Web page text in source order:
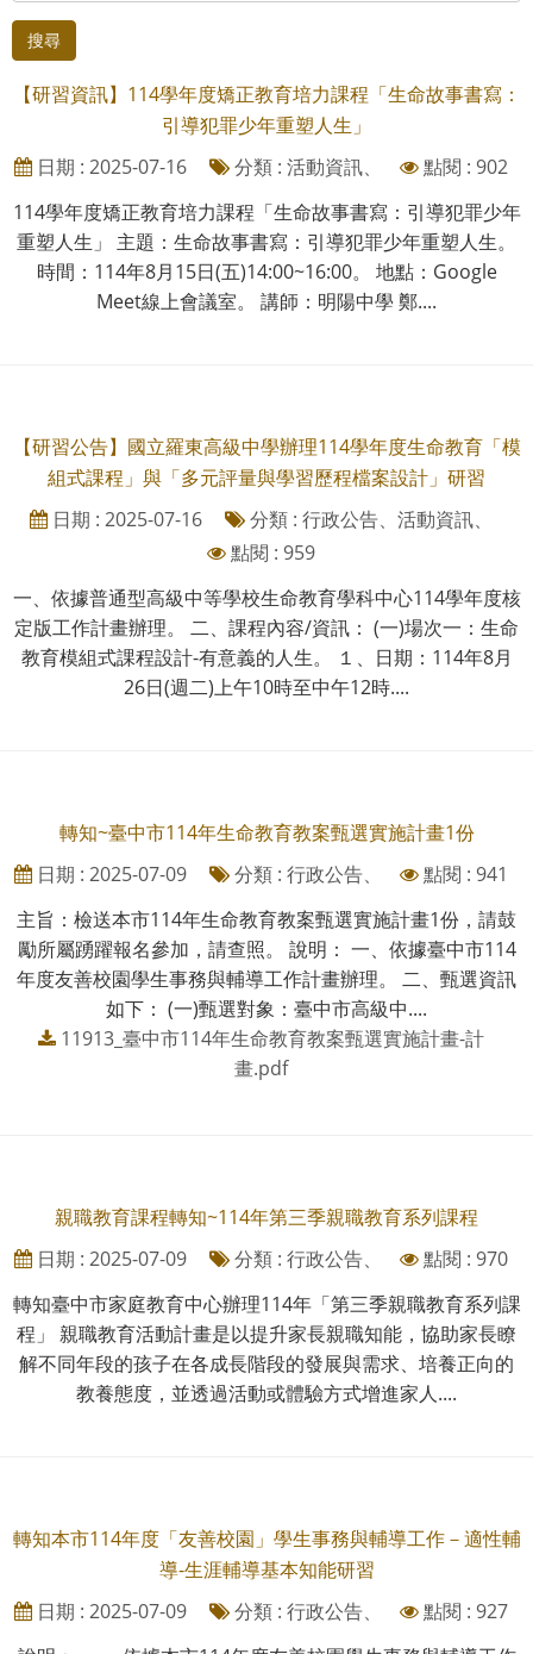
搜尋
【研習資訊】114學年度矯正教育培力課程「生命故事書寫：
引導犯罪少年重塑人生」
日期 : 2025-07-16
分類 : 活動資訊、
點閱 : 902
114學年度矯正教育培力課程「生命故事書寫：引導犯罪少年
重塑人生」 主題：生命故事書寫：引導犯罪少年重塑人生。
時間：114年8月15日(五)14:00~16:00。 地點：Google
Meet線上會議室。 講師：明陽中學 鄭....
【研習公告】國立羅東高級中學辦理114學年度生命教育「模
組式課程」與「多元評量與學習歷程檔案設計」研習
日期 : 2025-07-16
分類 : 行政公告、活動資訊、
點閱 : 959
一、依據普通型高級中等學校生命教育學科中心114學年度核
定版工作計畫辦理。 二、課程內容/資訊： (一)場次一：生命
教育模組式課程設計-有意義的人生。 １、日期：114年8月
26日(週二)上午10時至中午12時....
轉知~臺中市114年生命教育教案甄選實施計畫1份
日期 : 2025-07-09
分類 : 行政公告、
點閱 : 941
主旨：檢送本市114年生命教育教案甄選實施計畫1份，請鼓
勵所屬踴躍報名參加，請查照。 說明： 一、依據臺中市114
年度友善校園學生事務與輔導工作計畫辦理。 二、甄選資訊
如下： (一)甄選對象：臺中市高級中....
11913_臺中市114年生命教育教案甄選實施計畫-計
畫.pdf
親職教育課程轉知~114年第三季親職教育系列課程
日期 : 2025-07-09
分類 : 行政公告、
點閱 : 970
轉知臺中市家庭教育中心辦理114年「第三季親職教育系列課
程」 親職教育活動計畫是以提升家長親職知能，協助家長瞭
解不同年段的孩子在各成長階段的發展與需求、培養正向的
教養態度，並透過活動或體驗方式增進家人....
轉知本市114年度「友善校園」學生事務與輔導工作－適性輔
導-生涯輔導基本知能研習
日期 : 2025-07-09
分類 : 行政公告、
點閱 : 927